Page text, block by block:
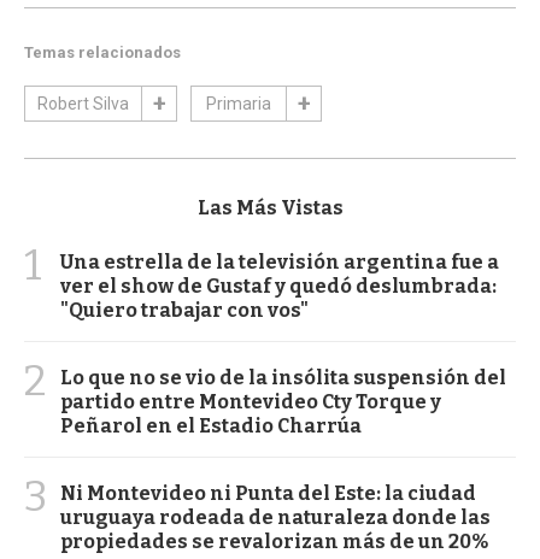
Temas relacionados
Robert Silva Primaria
Las Más Vistas
1
Una estrella de la televisión argentina fue a
ver el show de Gustaf y quedó deslumbrada:
"Quiero trabajar con vos"
2
Lo que no se vio de la insólita suspensión del
partido entre Montevideo Cty Torque y
Peñarol en el Estadio Charrúa
3
Ni Montevideo ni Punta del Este: la ciudad
uruguaya rodeada de naturaleza donde las
propiedades se revalorizan más de un 20%